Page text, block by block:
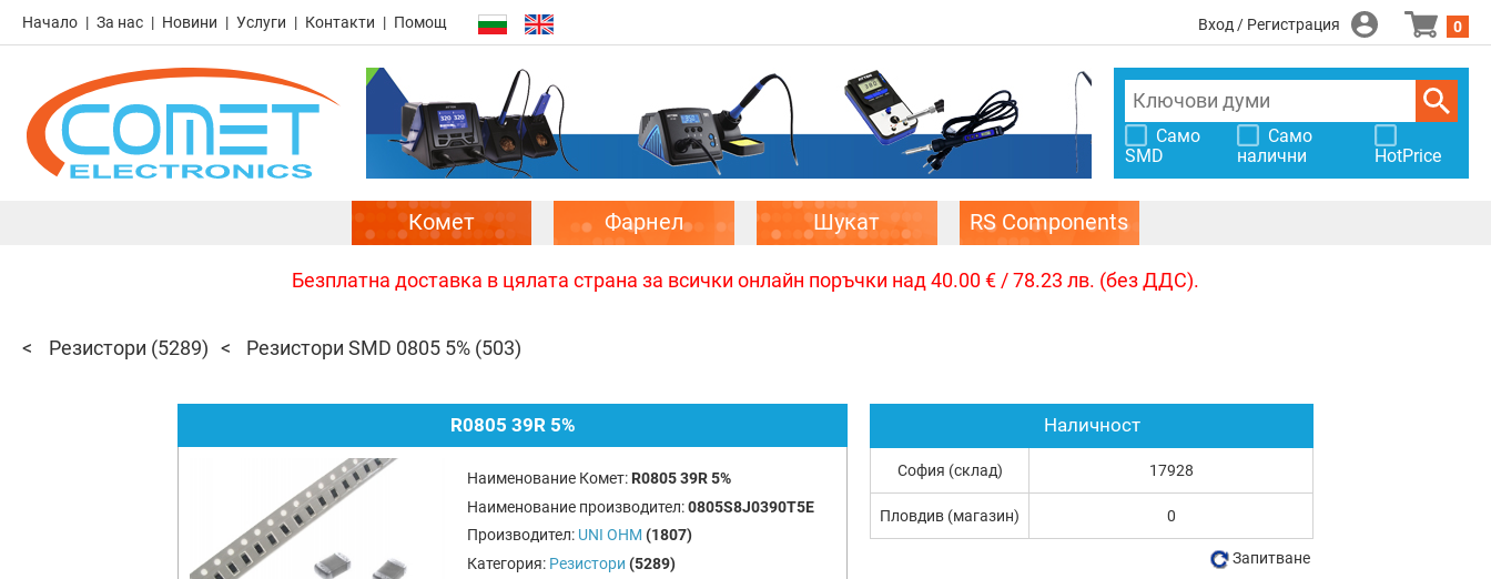
Начало За нас Новини Услуги Контакти Помощ Вход / Регистрация 0
Само
SMD
Само
налични
HotPrice
Комет Фарнел Шукат RS Components
Безплатна доставка в цялата страна за всички онлайн поръчки над 40.00 € / 78.23 лв. (без ДДС).
Резистори (5289) Резистори SMD 0805 5% (503)
R0805 39R 5%
Наименование Комет: R0805 39R 5%
Наименование производител:0805S8J0390T5E
Производител: UNI OHM (1807)
Категория: Резистори (5289)
Наличност
София (склад) 17928
Пловдив (магазин) 0
Запитване